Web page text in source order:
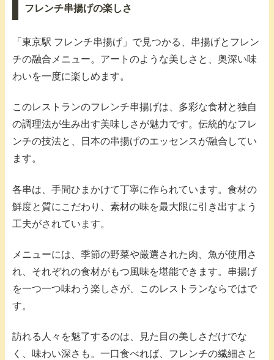
フレンチ串揚げの楽しさ
「東京駅 フレンチ串揚げ」で見つかる、串揚げとフレン
チの融合メニュー。アートのような美しさと、奥深い味
わいを一度に楽しめます。
このレストランのフレンチ串揚げは、多彩な食材と独自
の調理法が生み出す美味しさが魅力です。伝統的なフレ
ンチの技法と、日本の串揚げのエッセンスが融合してい
ます。
各串は、手間ひまかけて丁寧に作られています。食材の
鮮度と質にこだわり、素材の味を最大限に引き出すよう
工夫がされています。
メニューには、季節の野菜や厳選された肉、魚が使用さ
れ、それぞれの食材がもつ風味を堪能できます。串揚げ
を一つ一つ味わう楽しさが、このレストランならではで
す。
訪れる人々を魅了するのは、見た目の美しさだけでな
く、味わい深さも。一口食べれば、フレンチの繊細さと